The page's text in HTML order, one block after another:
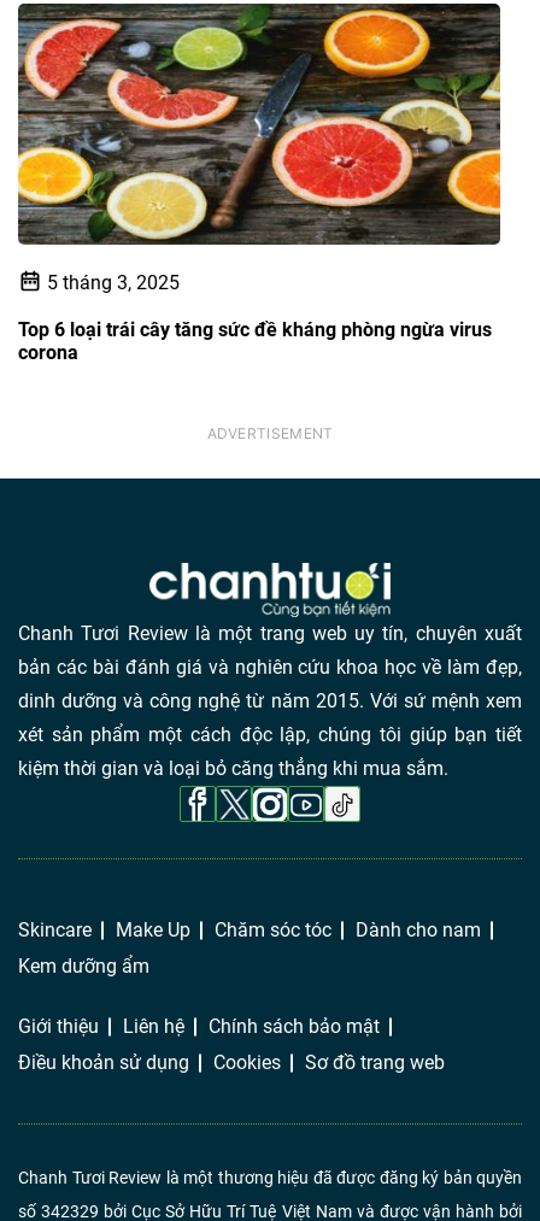
5 tháng 3, 2025
Top 6 loại trái cây tăng sức đề kháng phòng ngừa virus
corona
Chanh Tươi Review là một trang web uy tín, chuyên xuất
bản các bài đánh giá và nghiên cứu khoa học về làm đẹp,
dinh dưỡng và công nghệ từ năm 2015. Với sứ mệnh xem
xét sản phẩm một cách độc lập, chúng tôi giúp bạn tiết
kiệm thời gian và loại bỏ căng thẳng khi mua sắm.
Skincare Make Up Chăm sóc tóc
Dành cho nam
Kem dưỡng ẩm
Giới thiệu Liên hệ
Chính sách bảo mật
Điều khoản sử dụng
Cookies Sơ đồ trang web
Chanh Tươi Review là một thương hiệu đã được đăng ký bản quyền
số 342329 bởi Cục Sở Hữu Trí Tuệ Việt Nam và được vận hành bởi